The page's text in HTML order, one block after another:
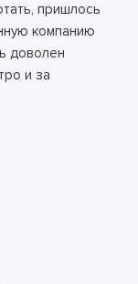
пришлось
компанию
доволен
и за